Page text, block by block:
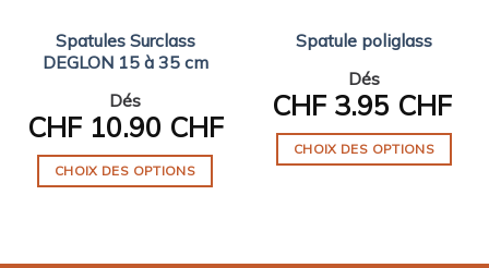
Spatules Surclass
DEGLON 15 à 35 cm
Dés
CHF10.90 CHF
CHOIX DES OPTIONS
Spatule poliglass
Dés
CHF3.95 CHF
CHOIX DES OPTIONS